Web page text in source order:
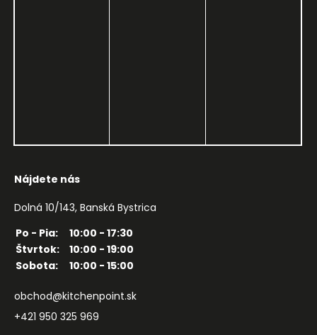
Nájdete nás
Dolná 10/143, Banská Bystrica
Po - Pia:
10:00 - 17:30
Štvrtok:
10:00 - 19:00
Sobota:
10:00 - 15:00
obchod@kitchenpoint.sk
+421 950 325 969